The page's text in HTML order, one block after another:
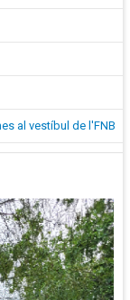
al vestíbul de l'FNB